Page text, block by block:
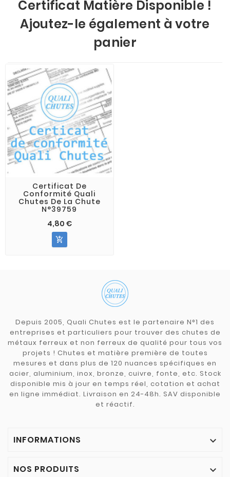
Certificat Matière Disponible !
Ajoutez-le également à votre
panier
Certificat De
Conformité Quali
Chutes De La Chute
N°39759
4,80 €

Depuis 2005, Quali Chutes est le partenaire N°1 des
entreprises et particuliers pour trouver des chutes de
métaux ferreux et non ferreux de qualité pour tous vos
projets ! Chutes et matière première de toutes
mesures et dans plus de 120 nuances spécifiques en
acier, aluminium, inox, bronze, cuivre, fonte, etc. Stock
disponible mis à jour en temps réel, cotation et achat
en ligne immédiat. Livraison en 24-48h. SAV disponible
et réactif.
INFORMATIONS 
NOS PRODUITS 